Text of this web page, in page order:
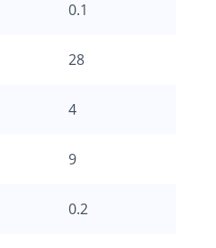
0.1
28
4
9
0.2